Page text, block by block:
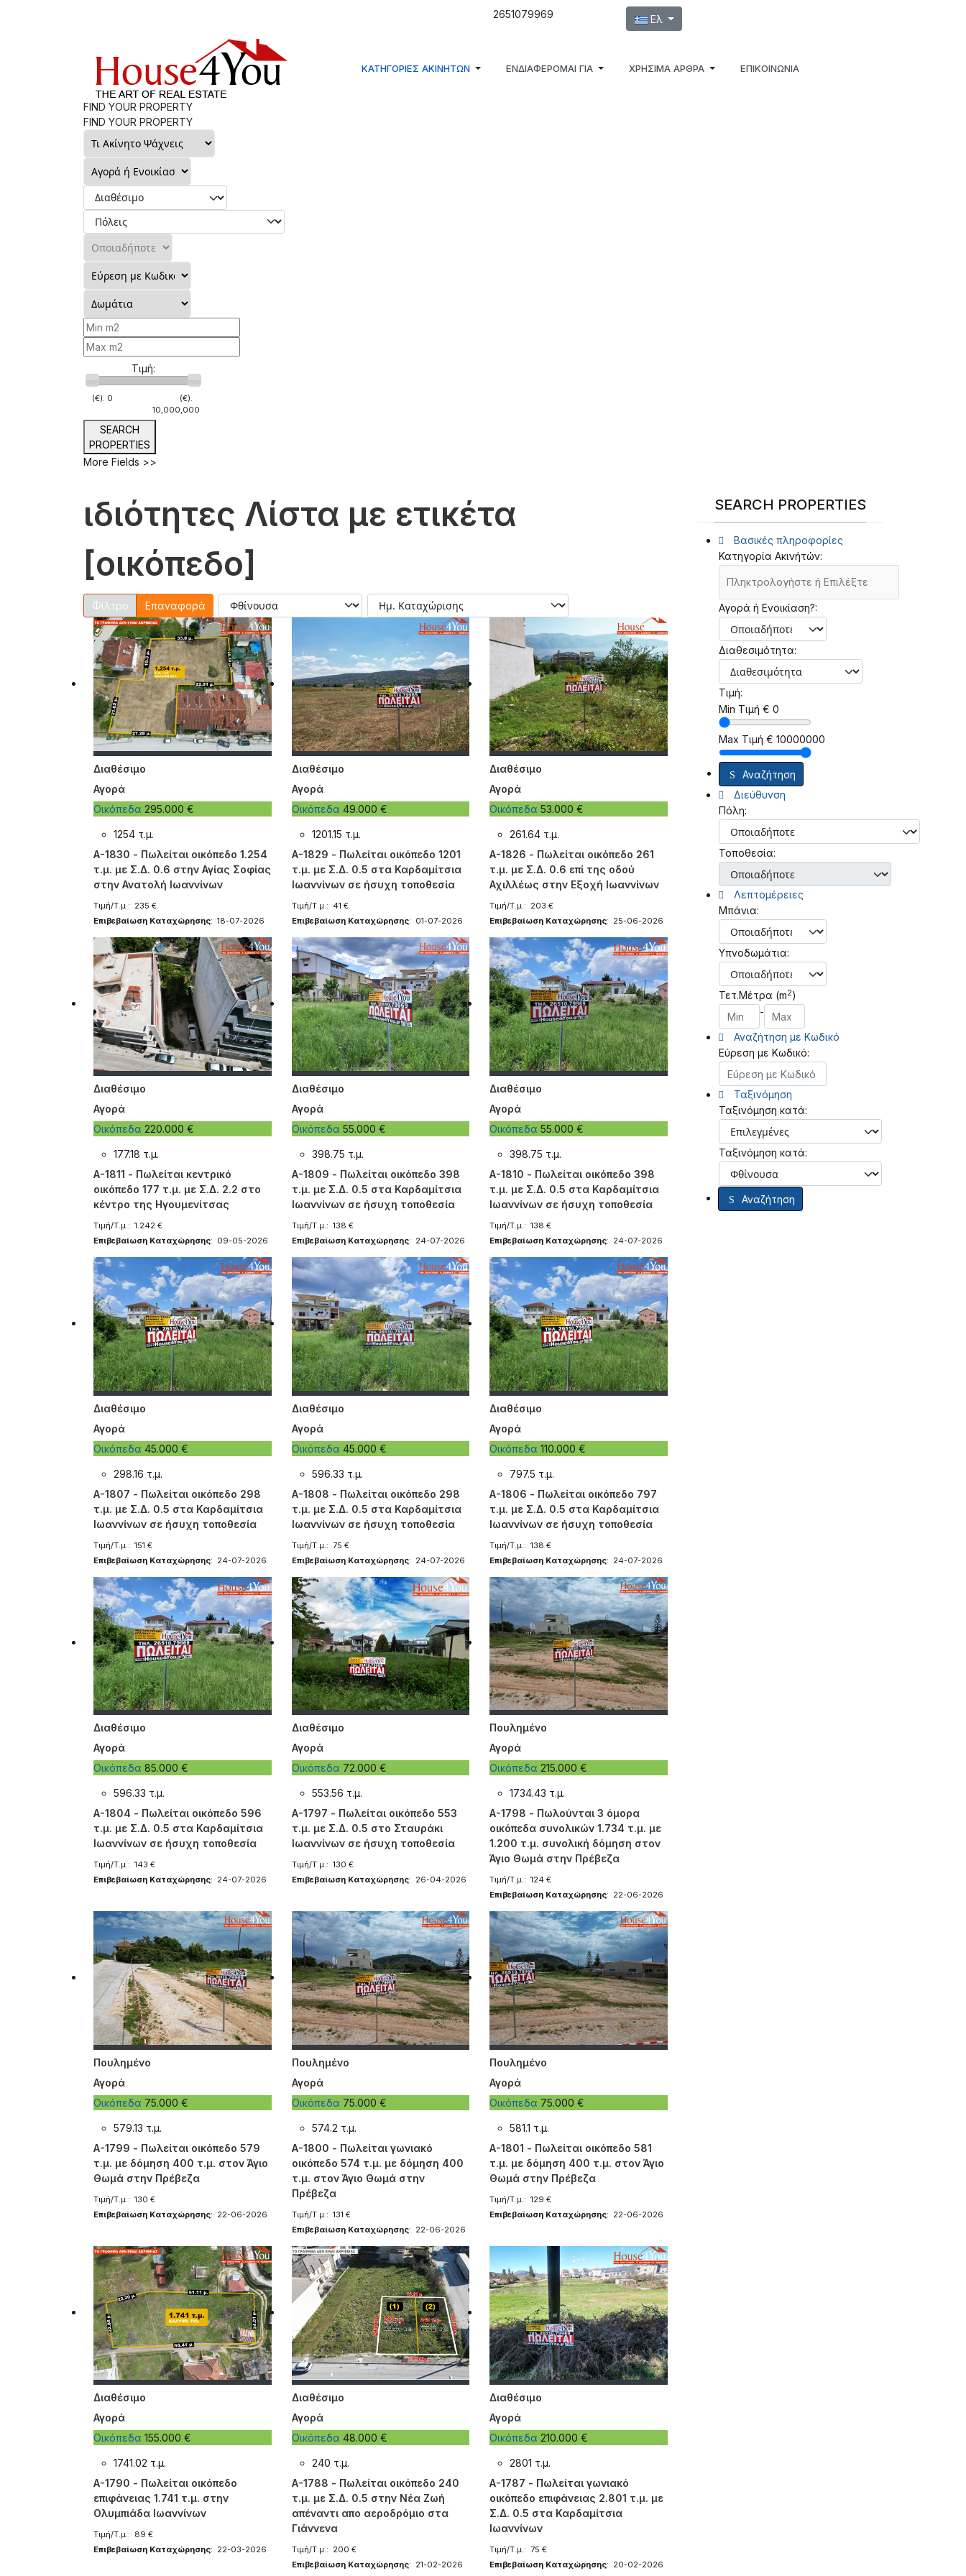
2651079969 Επιλέξτε τη γλώσσα σας
Ελ
ΚΑΤΗΓΟΡΙΕΣ ΑΚΙΝΗΤΩΝ ΕΝΔΙΑΦΕΡΟΜΑΙ ΓΙΑ ΧΡΉΣΙΜΑ ΆΡΘΡΑ ΕΠΙΚΟΙΝΩΝΙΑ
FIND YOUR PROPERTY
FIND YOUR PROPERTY
Τιμή:
(€). 0
(€).
10,000,000
SEARCH
PROPERTIES
More Fields >>
ιδιότητες Λίστα με ετικέτα
[οικόπεδο]
Επαναφορά
Διαθέσιμο
Αγορά
Οικόπεδα 295.000 €
1254 τ.μ.
A-1830 - Πωλείται οικόπεδο 1.254
τ.μ. με Σ.Δ. 0.6 στην Αγίας Σοφίας
στην Ανατολή Ιωαννίνων
Τιμή/Τ.μ.: 235 €
Επιβεβαίωση Καταχώρησης: 18-07-2026
Διαθέσιμο
Αγορά
Οικόπεδα 49.000 €
1201.15 τ.μ.
A-1829 - Πωλείται οικόπεδο 1201
τ.μ. με Σ.Δ. 0.5 στα Καρδαμίτσια
Ιωαννίνων σε ήσυχη τοποθεσία
Τιμή/Τ.μ.: 41 €
Επιβεβαίωση Καταχώρησης: 01-07-2026
Διαθέσιμο
Αγορά
Οικόπεδα53.000 €
261.64 τ.μ.
A-1826 - Πωλείται οικόπεδο 261
τ.μ. με Σ.Δ. 0.6 επί της οδού
Αχιλλέως στην Εξοχή Ιωαννίνων
Τιμή/Τ.μ.: 203 €
Επιβεβαίωση Καταχώρησης: 25-06-2026
Διαθέσιμο
Αγορά
Οικόπεδα 220.000 €
177.18 τ.μ.
A-1811 - Πωλείται κεντρικό
οικόπεδο 177 τ.μ. με Σ.Δ. 2.2 στο
κέντρο της Ηγουμενίτσας
Τιμή/Τ.μ.: 1.242 €
Επιβεβαίωση Καταχώρησης: 09-05-2026
Διαθέσιμο
Αγορά
Οικόπεδα 55.000 €
398.75 τ.μ.
A-1809 - Πωλείται οικόπεδο 398
τ.μ. με Σ.Δ. 0.5 στα Καρδαμίτσια
Ιωαννίνων σε ήσυχη τοποθεσία
Τιμή/Τ.μ.: 138 €
Επιβεβαίωση Καταχώρησης: 24-07-2026
Διαθέσιμο
Αγορά
Οικόπεδα55.000 €
398.75 τ.μ.
A-1810 - Πωλείται οικόπεδο 398
τ.μ. με Σ.Δ. 0.5 στα Καρδαμίτσια
Ιωαννίνων σε ήσυχη τοποθεσία
Τιμή/Τ.μ.: 138 €
Επιβεβαίωση Καταχώρησης: 24-07-2026
Διαθέσιμο
Αγορά
Οικόπεδα 45.000 €
298.16 τ.μ.
A-1807 - Πωλείται οικόπεδο 298
τ.μ. με Σ.Δ. 0.5 στα Καρδαμίτσια
Ιωαννίνων σε ήσυχη τοποθεσία
Τιμή/Τ.μ.: 151 €
Επιβεβαίωση Καταχώρησης: 24-07-2026
Διαθέσιμο
Αγορά
Οικόπεδα 45.000 €
596.33 τ.μ.
A-1808 - Πωλείται οικόπεδο 298
τ.μ. με Σ.Δ. 0.5 στα Καρδαμίτσια
Ιωαννίνων σε ήσυχη τοποθεσία
Τιμή/Τ.μ.: 75 €
Επιβεβαίωση Καταχώρησης: 24-07-2026
Διαθέσιμο
Αγορά
Οικόπεδα110.000 €
797.5 τ.μ.
A-1806 - Πωλείται οικόπεδο 797
τ.μ. με Σ.Δ. 0.5 στα Καρδαμίτσια
Ιωαννίνων σε ήσυχη τοποθεσία
Τιμή/Τ.μ.: 138 €
Επιβεβαίωση Καταχώρησης: 24-07-2026
Διαθέσιμο
Αγορά
Οικόπεδα 85.000 €
596.33 τ.μ.
A-1804 - Πωλείται οικόπεδο 596
τ.μ. με Σ.Δ. 0.5 στα Καρδαμίτσια
Ιωαννίνων σε ήσυχη τοποθεσία
Τιμή/Τ.μ.: 143 €
Επιβεβαίωση Καταχώρησης: 24-07-2026
Διαθέσιμο
Αγορά
Οικόπεδα 72.000 €
553.56 τ.μ.
A-1797 - Πωλείται οικόπεδο 553
τ.μ. με Σ.Δ. 0.5 στο Σταυράκι
Ιωαννίνων σε ήσυχη τοποθεσία
Τιμή/Τ.μ.: 130 €
Επιβεβαίωση Καταχώρησης: 26-04-2026
Πουλημένο
Αγορά
Οικόπεδα215.000 €
1734.43 τ.μ.
A-1798 - Πωλούνται 3 όμορα
οικόπεδα συνολικών 1.734 τ.μ. με
1.200 τ.μ. συνολική δόμηση στον
Άγιο Θωμά στην Πρέβεζα
Τιμή/Τ.μ.: 124 €
Επιβεβαίωση Καταχώρησης: 22-06-2026
Πουλημένο
Αγορά
Οικόπεδα 75.000 €
579.13 τ.μ.
A-1799 - Πωλείται οικόπεδο 579
τ.μ. με δόμηση 400 τ.μ. στον Άγιο
Θωμά στην Πρέβεζα
Τιμή/Τ.μ.: 130 €
Επιβεβαίωση Καταχώρησης: 22-06-2026
Πουλημένο
Αγορά
Οικόπεδα 75.000 €
574.2 τ.μ.
A-1800 - Πωλείται γωνιακό
οικόπεδο 574 τ.μ. με δόμηση 400
τ.μ. στον Άγιο Θωμά στην
Πρέβεζα
Τιμή/Τ.μ.: 131 €
Επιβεβαίωση Καταχώρησης: 22-06-2026
Πουλημένο
Αγορά
Οικόπεδα 75.000 €
581.1 τ.μ.
A-1801 - Πωλείται οικόπεδο 581
τ.μ. με δόμηση 400 τ.μ. στον Άγιο
Θωμά στην Πρέβεζα
Τιμή/Τ.μ.: 129 €
Επιβεβαίωση Καταχώρησης: 22-06-2026
Διαθέσιμο
Αγορά
Οικόπεδα 155.000 €
1741.02 τ.μ.
A-1790 - Πωλείται οικόπεδο
επιφάνειας 1.741 τ.μ. στην
Ολυμπιάδα Ιωαννίνων
Τιμή/Τ.μ.: 89 €
Επιβεβαίωση Καταχώρησης: 22-03-2026
Διαθέσιμο
Αγορά
Οικόπεδα 48.000 €
240 τ.μ.
A-1788 - Πωλείται οικόπεδο 240
τ.μ. με Σ.Δ. 0.5 στην Νέα Ζωή
απέναντι απο αεροδρόμιο στα
Γιάννενα
Τιμή/Τ.μ.: 200 €
Επιβεβαίωση Καταχώρησης: 21-02-2026
Διαθέσιμο
Αγορά
Οικόπεδα 210.000 €
2801 τ.μ.
A-1787 - Πωλείται γωνιακό
οικόπεδο επιφάνειας 2.801 τ.μ. με
Σ.Δ. 0.5 στα Καρδαμίτσια
Ιωαννίνων
Τιμή/Τ.μ.: 75 €
Επιβεβαίωση Καταχώρησης: 20-02-2026
SEARCH PROPERTIES
Βασικές πληροφορίες
Κατηγορία Ακινήτών:
Αγορά ή Ενοικίαση?:
Διαθεσιμότητα:
Τιμή:
Min Τιμή € 0
Max Τιμή € 10000000
Αναζήτηση
Διεύθυνση
Πόλη:
Τοποθεσία:
Λεπτομέρειες
Μπάνια:
Υπνοδωμάτια:
Τετ.Μέτρα (m2)
-
Αναζήτηση με Κωδικό
Εύρεση με Κωδικό:
Ταξινόμηση
Ταξινόμηση κατά:
Ταξινόμηση κατά:
Αναζήτηση